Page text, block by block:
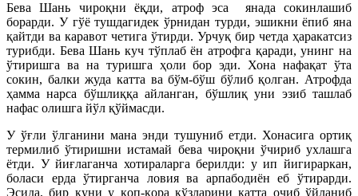
Бева Шань чироқни ёқди, атроф эса янада сокинлашиб
борарди. У гўё тушдагидек ўрнидан турди, эшикни ёпиб яна
қайтди ва каравот четига ўтирди. Урчуқ бир четда ҳаракатсиз
турибди. Бева Шань куч тўплаб ён атрофга қаради, унинг на
ўтиришга ва на туришга ҳоли бор эди. Хона нафақат ўта
сокин, балки жуда катта ва бўм-бўш бўлиб қолган. Атрофда
ҳамма нарса бўшлиққа айланган, бўшлиқ уни эзиб ташлаб
нафас олишга йўл қўймасди.
У ўғли ўлганини мана энди тушуниб етди. Хонасига ортиқ
термилиб ўтиришни истамай бева чироқни ўчириб ухлашга
ётди. У йиғлаганча хотираларга берилди: у ип йигираркан,
боласи ерда ўтирганча ловия ва арпабодиён еб ўтирарди.
Эсида, бир куни у қоп-қора кўзларини катта очиб ўйланиб